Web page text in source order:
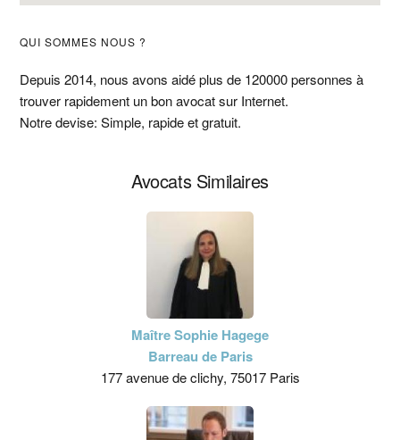
Barre
latérale
principale
QUI SOMMES NOUS ?
Depuis 2014, nous avons aidé plus de 120000 personnes à
trouver rapidement un bon avocat sur Internet.
Notre devise: Simple, rapide et gratuit.
Avocats Similaires
Maître Sophie Hagege
Barreau de Paris
177 avenue de clichy, 75017 Paris